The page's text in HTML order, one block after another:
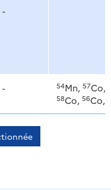
-
- 54Mn, 57Co,
58Co, 56Co,